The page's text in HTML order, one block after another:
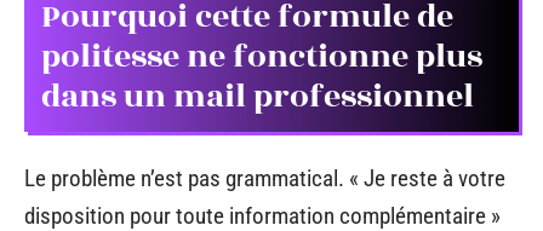
Pourquoi cette formule de
politesse ne fonctionne plus
dans un mail professionnel
Le problème n’est pas grammatical. « Je reste à votre
disposition pour toute information complémentaire »